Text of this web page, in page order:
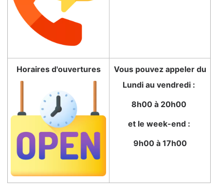
Horaires d'ouvertures
Vous pouvez appeler du
Lundi au vendredi :
8h00 à 20h00
et le week-end :
9h00 à 17h00